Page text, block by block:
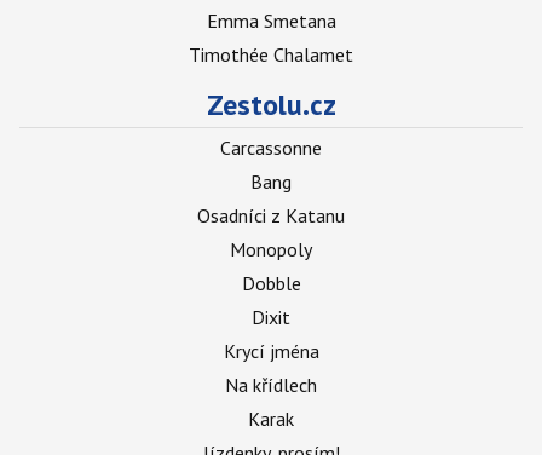
Emma Smetana
Timothée Chalamet
Zestolu.cz
Carcassonne
Bang
Osadníci z Katanu
Monopoly
Dobble
Dixit
Krycí jména
Na křídlech
Karak